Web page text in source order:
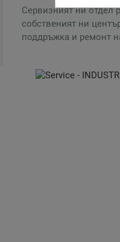
Сервизният ни отдел
собственият ни
поддръжка и ремонт